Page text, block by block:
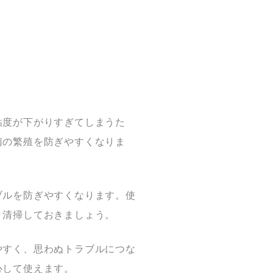
が下がりすぎてしまうた
繁殖を防ぎやすくなりま
を防ぎやすくなります。使
掃しておきましょう。
く、思わぬトラブルにつな
て使えます。